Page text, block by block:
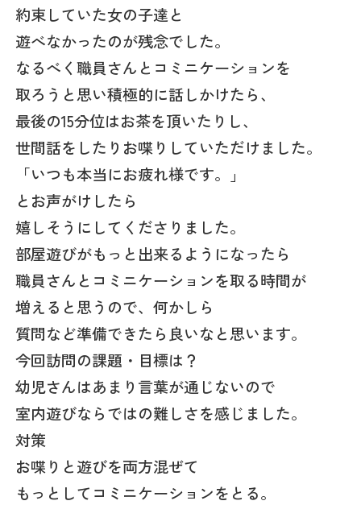
約束していた女の子達と
遊べなかったのが残念でした。
なるべく職員さんとコミニケーションを
取ろうと思い積極的に話しかけたら、
最後の15分位はお茶を頂いたりし、
世間話をしたりお喋りしていただけました。
「いつも本当にお疲れ様です。」
とお声がけしたら
嬉しそうにしてくださりました。
部屋遊びがもっと出来るようになったら
職員さんとコミニケーションを取る時間が
増えると思うので、何かしら
質問など準備できたら良いなと思います。
今回訪問の課題・目標は？
幼児さんはあまり言葉が通じないので
室内遊びならではの難しさを感じました。
対策
お喋りと遊びを両方混ぜて
もっとしてコミニケーションをとる。